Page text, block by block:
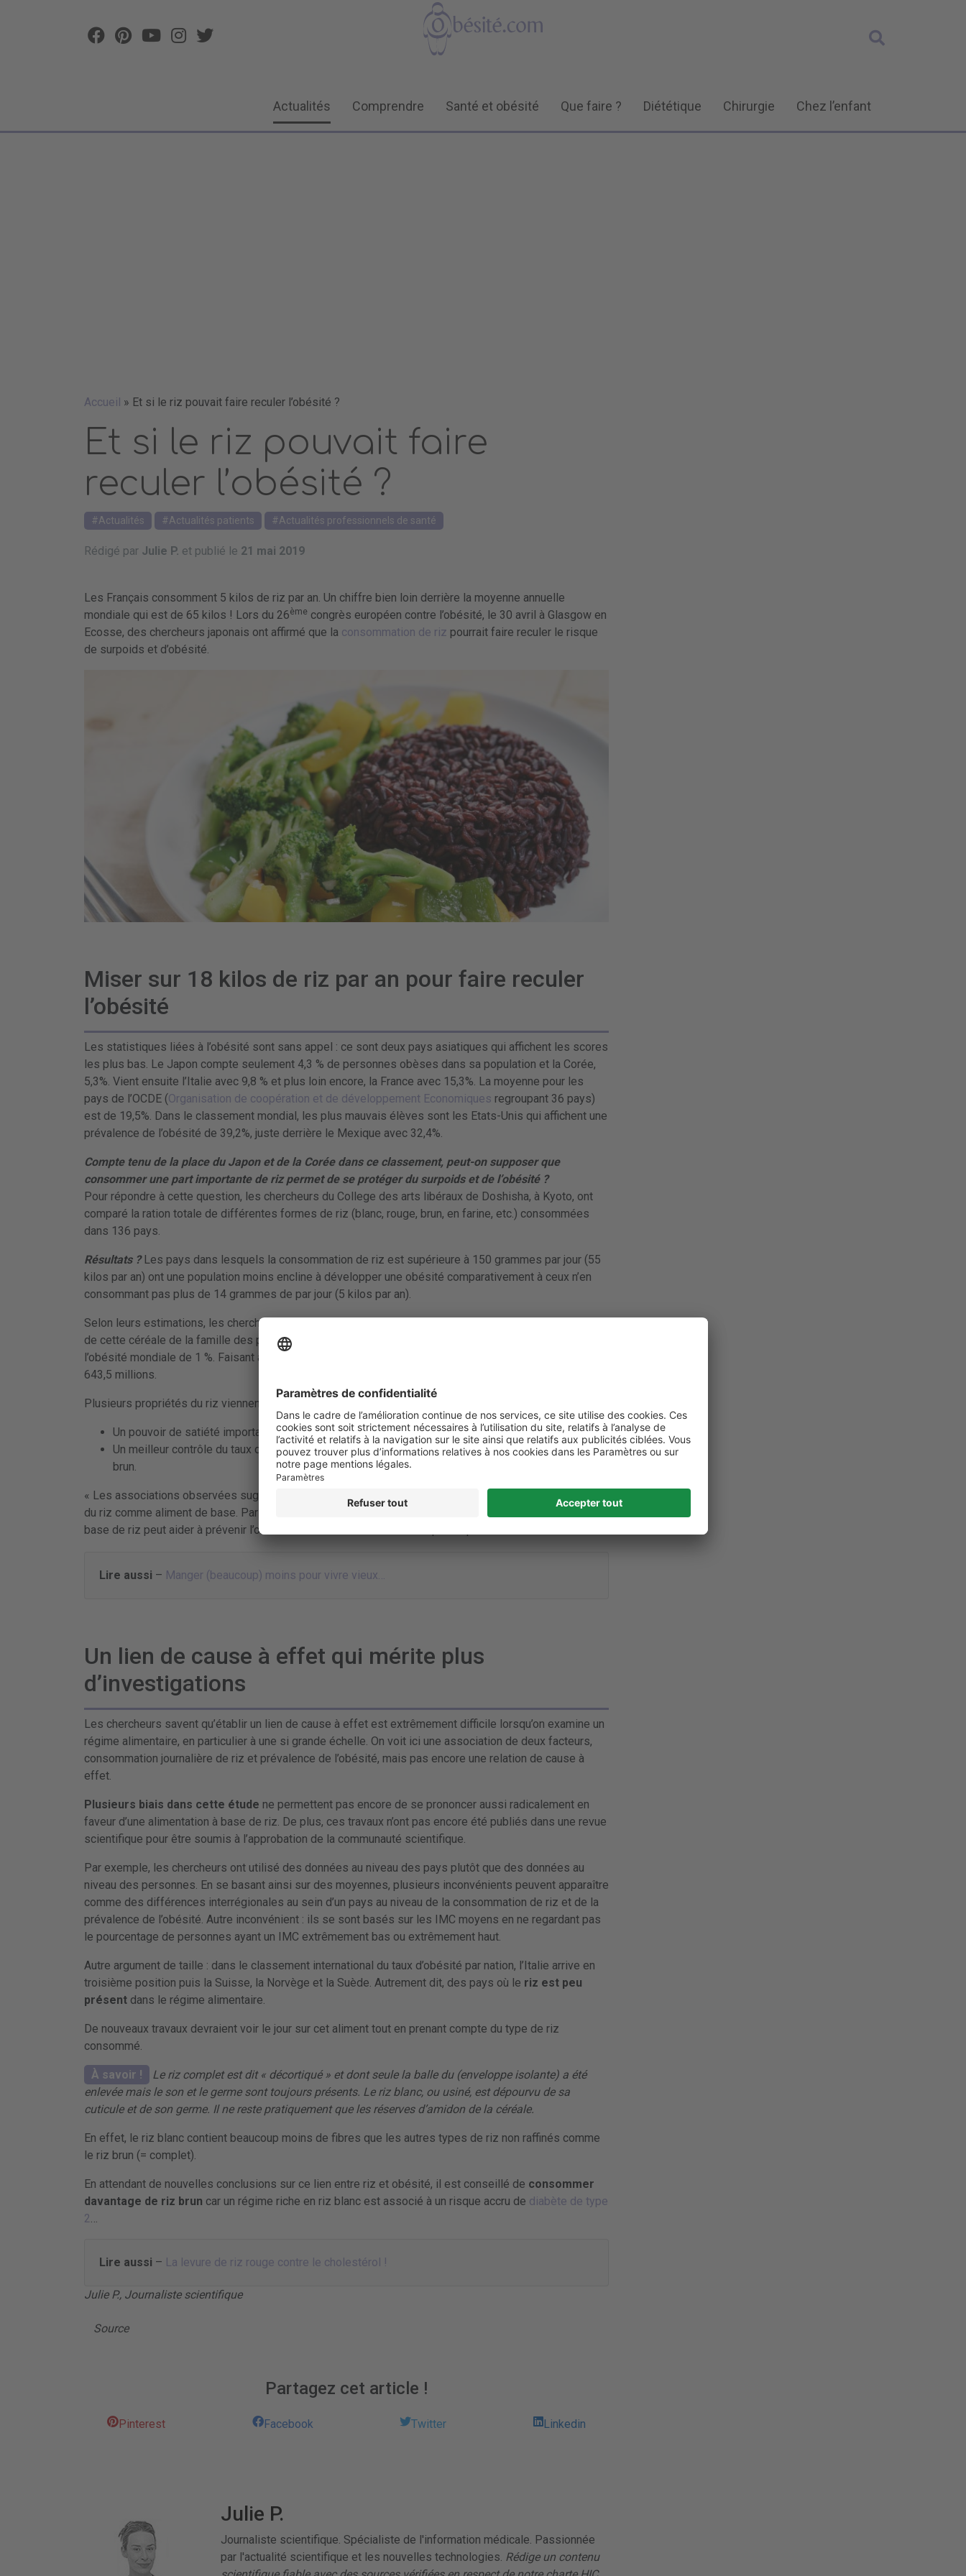
Actualités Comprendre Santé et obésité Que faire ? Diététique Chirurgie Chez l’enfant
Accueil » Et si le riz pouvait faire reculer l’obésité ?
Et si le riz pouvait faire
reculer l’obésité ?
Actualités Actualités patients Actualités professionnels de santé
Rédigé par Julie P. et publié le 21 mai 2019
Les Français consomment 5 kilos de riz par an. Un chiffre bien loin derrière la moyenne annuelle
mondiale qui est de 65 kilos ! Lors du 26ème congrès européen contre l’obésité, le 30 avril à Glasgow en
Ecosse, des chercheurs japonais ont affirmé que la consommation de riz pourrait faire reculer le risque
de surpoids et d’obésité.
Miser sur 18 kilos de riz par an pour faire reculer
l’obésité
Les statistiques liées à l’obésité sont sans appel : ce sont deux pays asiatiques qui affichent les scores
les plus bas. Le Japon compte seulement 4,3 % de personnes obèses dans sa population et la Corée,
5,3%. Vient ensuite l’Italie avec 9,8 % et plus loin encore, la France avec 15,3%. La moyenne pour les
pays de l’OCDE (Organisation de coopération et de développement Economiques regroupant 36 pays)
est de 19,5%. Dans le classement mondial, les plus mauvais élèves sont les Etats-Unis qui affichent une
prévalence de l’obésité de 39,2%, juste derrière le Mexique avec 32,4%.
Compte tenu de la place du Japon et de la Corée dans ce classement, peut-on supposer que
consommer une part importante de riz permet de se protéger du surpoids et de l’obésité ?
Pour répondre à cette question, les chercheurs du College des arts libéraux de Doshisha, à Kyoto, ont
comparé la ration totale de différentes formes de riz (blanc, rouge, brun, en farine, etc.) consommées
dans 136 pays.
Résultats ?Les pays dans lesquels la consommation de riz est supérieure à 150 grammes par jour (55
kilos par an) ont une population moins encline à développer une obésité comparativement à ceux n’en
consommant pas plus de 14 grammes de par jour (5 kilos par an).
Selon leurs estimations, les chercheurs concluent qu’une
de cette céréale de la famille des poacées par jour (18 kilos par an) et par personne ferait reculer
l’obésité mondiale de 1 %. Faisant ainsi passer la prévalence de l’obésité mondiale de 650 millions à
643,5 millions.
Plusieurs propriétés du riz viennent expliquer ce lien avec le recul de l’obésité :
Un pouvoir de satiété important réduisant le risque de trop manger ;
Un meilleur contrôle du taux de glucose dans le sang grâce à la teneur en fibre importante du riz
brun.
« Les associations observées suggèrent que le taux d’obésité est faible dans les pays qui consomment
du riz comme aliment de base. Par conséquent, un aliment japonais ou un régime de type asiatique à
base de riz peut aider à prévenir l’obésité » commente Tomoko Imai qui a supervisé cette étude.
Lire aussi – Manger (beaucoup) moins pour vivre vieux…
Un lien de cause à effet qui mérite plus
d’investigations
Les chercheurs savent qu’établir un lien de cause à effet est extrêmement difficile lorsqu’on examine un
régime alimentaire, en particulier à une si grande échelle. On voit ici une association de deux facteurs,
consommation journalière de riz et prévalence de l’obésité, mais pas encore une relation de cause à
effet.
Plusieurs biais dans cette étude ne permettent pas encore de se prononcer aussi radicalement en
faveur d’une alimentation à base de riz. De plus, ces travaux n’ont pas encore été publiés dans une revue
scientifique pour être soumis à l’approbation de la communauté scientifique.
Par exemple, les chercheurs ont utilisé des données au niveau des pays plutôt que des données au
niveau des personnes. En se basant ainsi sur des moyennes, plusieurs inconvénients peuvent apparaître
comme des différences interrégionales au sein d’un pays au niveau de la consommation de riz et de la
prévalence de l’obésité. Autre inconvénient : ils se sont basés sur les IMC moyens en ne regardant pas
le pourcentage de personnes ayant un IMC extrêmement bas ou extrêmement haut.
Autre argument de taille : dans le classement international du taux d’obésité par nation, l’Italie arrive en
troisième position puis la Suisse, la Norvège et la Suède. Autrement dit, des pays où le riz est peu
présent dans le régime alimentaire.
De nouveaux travaux devraient voir le jour sur cet aliment tout en prenant compte du type de riz
consommé.
À savoir !
Le riz complet est dit « décortiqué » et dont seule la balle du (enveloppe isolante) a été
enlevée mais le son et le germe sont toujours présents. Le riz blanc, ou usiné, est dépourvu de sa
cuticule et de son germe. Il ne reste pratiquement que les réserves d’amidon de la céréale.
En effet, le riz blanc contient beaucoup moins de fibres que les autres types de riz non raffinés comme
le riz brun (= complet).
En attendant de nouvelles conclusions sur ce lien entre riz et obésité, il est conseillé de consommer
davantage de riz brun car un régime riche en riz blanc est associé à un risque accru de diabète de type
2…
Lire aussi – La levure de riz rouge contre le cholestérol !
Julie P., Journaliste scientifique
Source
Partagez cet article !
Pinterest Facebook Twitter Linkedin
Julie P.
Journaliste scientifique. Spécialiste de l'information médicale. Passionnée
par l'actualité scientifique et les nouvelles technologies. Rédige un contenu